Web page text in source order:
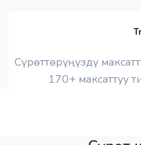
Сүрөттөрүңүздү
170+ максаттуу